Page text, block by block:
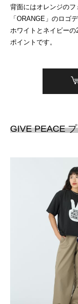
背面にはオレンジの
「ORANGE」のロゴデ
ホワイトとネイビー
ポイントです。
GIVE PEACE